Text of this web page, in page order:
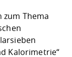
Vorbereitung
Checkliste zum
Studien- und
Studieren in
Lebenslagen
Lehren,
Weiterbilden im
Formulare und
FIS -
Prototyping und
Gründung und
Kontakt &
Gremien und
Landbau/
Thema
Kalorimetrie“